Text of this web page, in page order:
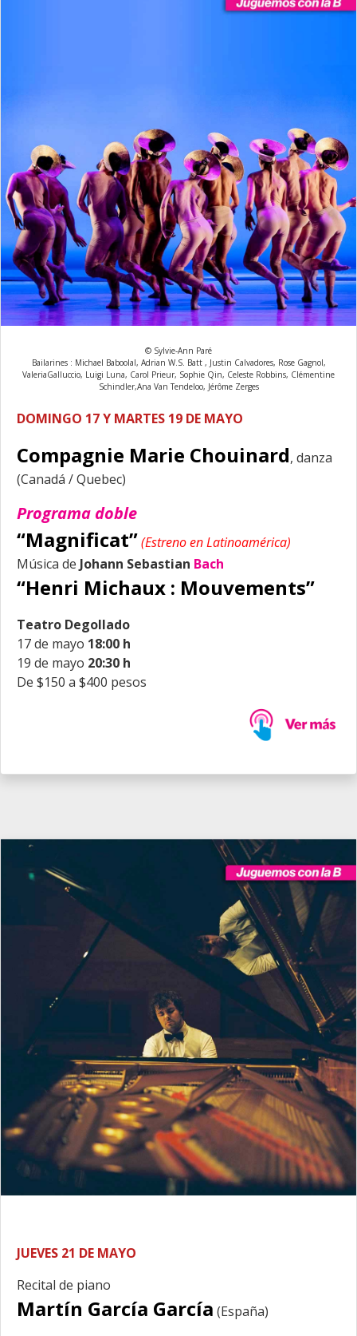
© Sylvie-Ann Paré
Bailarines : Michael Baboolal, Adrian W.S. Batt , Justin Calvadores, Rose Gagnol,
ValeriaGalluccio, Luigi Luna, Carol Prieur, Sophie Qin, Celeste Robbins, Clémentine
Schindler,Ana Van Tendeloo, Jérôme Zerges
DOMINGO 17 Y MARTES 19 DE MAYO
Compagnie Marie Chouinard, danza
(Canadá / Quebec)
Programa doble
“Magnificat”(Estreno en Latinoamérica)
Música de Johann Sebastian Bach
“Henri Michaux : Mouvements”
Teatro Degollado
17 de mayo 18:00 h
19 de mayo 20:30 h
De $150 a $400 pesos
JUEVES 21 DE MAYO
Recital de piano
Martín García García (España)